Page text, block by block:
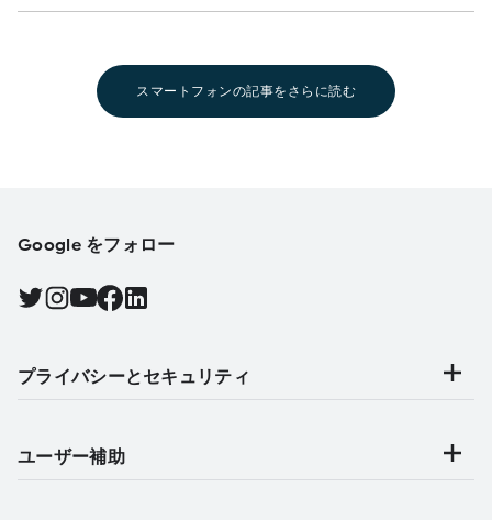
スマートフォンの記事をさらに読む
Google をフォロー
Twitter で Android をフォローする, 新しいタブで開く
Instagram で Android をフォローする, 新しいタブで開く
YouTube で Android をフォローする, 新しいタブで開く
Facebook で Android をフォローする, 新しいタブで開く
Find Android on LinkedIn, 新しいタブで開く
プライバシーとセキュリティ
ユーザー補助